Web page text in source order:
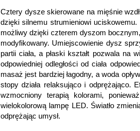
Cztery dysze skierowane na mięśnie
dzięki silnemu strumieniowi
możliwy dzięki czterem dyszom
modyfikowany. Umiejscowienie dysz
partii ciała, a płaski kształt pozwala na
odpowiedniej odległości od ciała
masaż jest bardziej łagodny, a woda
stopy działa relaksująco i odprężająco.
wzmocniony terapią kolorami,
wielokolorową lampę LED. Światło
odprężając umysł.